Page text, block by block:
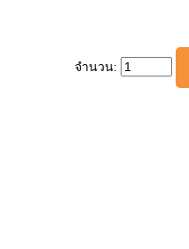
จำนวน: